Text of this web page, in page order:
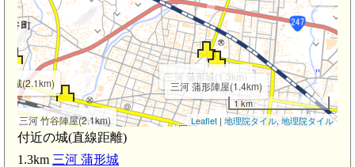
三河 蒲形城(1.3km)
三河 蒲形陣屋(1.4km)
谷城(2.1km)
三河 竹谷陣屋(2.1km)
1 km
Leaflet | 地理院タイル, 地理院タイル
付近の城(直線距離)
1.3km 三河 蒲形城